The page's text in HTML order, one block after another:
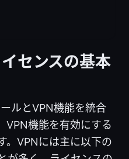
センスの基本
ルとVPN機能を統合
VPN機能を有効にする
。VPNには主に以下の